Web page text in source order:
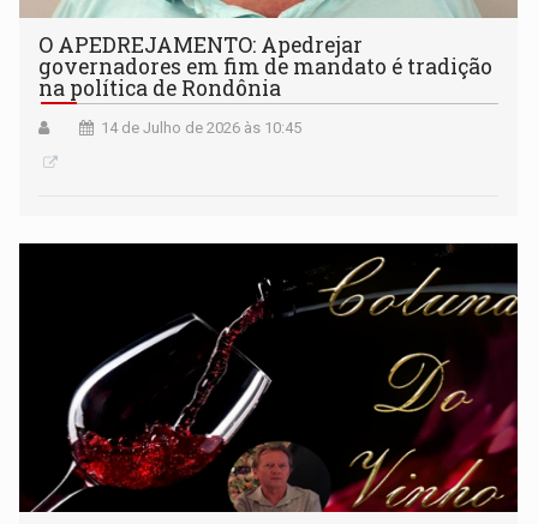
O APEDREJAMENTO: Apedrejar
governadores em fim de mandato é tradição
na política de Rondônia
14 de Julho de 2026 às 10:45